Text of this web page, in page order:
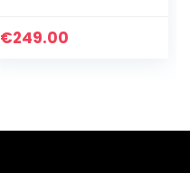
€249.00